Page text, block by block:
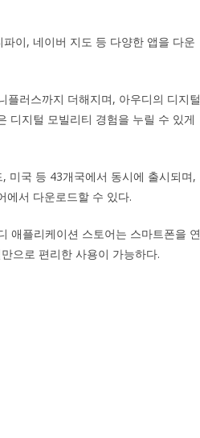
이, 네이버 지도 등 다양한 앱을 다운
플러스까지 더해지며, 아우디의 디지털
디지털 모빌리티 경험을 누릴 수 있게
미국 등 43개국에서 동시에 출시되며,
에서 다운로드할 수 있다.
애플리케이션 스토어는 스마트폰을 연
으로 편리한 사용이 가능하다.